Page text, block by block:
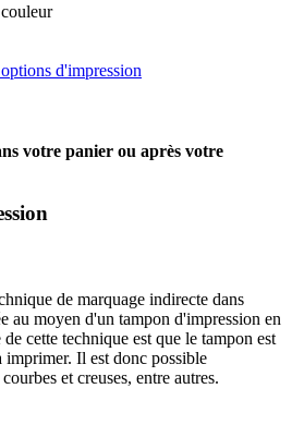
d'impression
votre panier ou après votre
de marquage indirecte dans
au moyen d'un tampon d'impression en
cette technique est que le tampon est
imprimer. Il est donc possible
et creuses, entre autres.